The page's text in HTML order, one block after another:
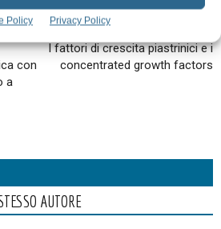
Policy Privacy Policy
con
a
I fattori di crescita piastrinici e i
concentrated growth factors
AUTORE